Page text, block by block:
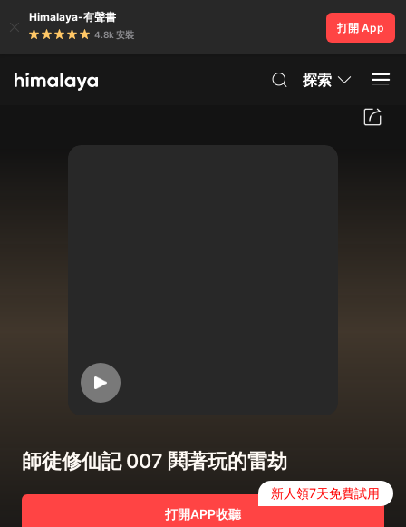
Himalaya-有聲書
4.8k 安裝
打開 App
探索
師徒修仙記 007 鬨著玩的雷劫
打開APP收聽
新人領7天免費試用